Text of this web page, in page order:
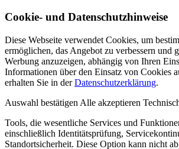
Cookie- und Datenschutzhinweise
Diese Webseite verwendet Cookies, um
ermöglichen, das Angebot zu verbessern und
Werbung anzuzeigen, abhängig von Ihren
Informationen über den Einsatz von Cookies
erhalten Sie in derDatenschutzerklärung.
Auswahl bestätigen Alle akzeptieren
Tools, die wesentliche Services und
einschließlich Identitätsprüfung,
Standortsicherheit. Diese Option kann nicht